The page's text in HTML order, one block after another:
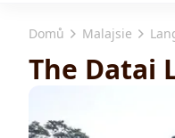
Domů Malajsie
The Datai